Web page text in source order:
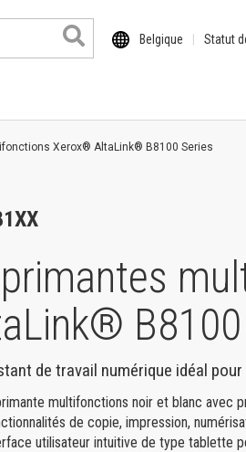
Belgique Statut
Xerox® AltaLink® B8100 Series
de travail numérique idéal
multifonctions noir et blanc avec
de copie, impression,
utilisateur intuitive de type tablette